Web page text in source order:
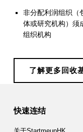
非分配利润组织（
体或研究机构）须
组织机构
了解更多回收
Skip back to main navigation
快速连结